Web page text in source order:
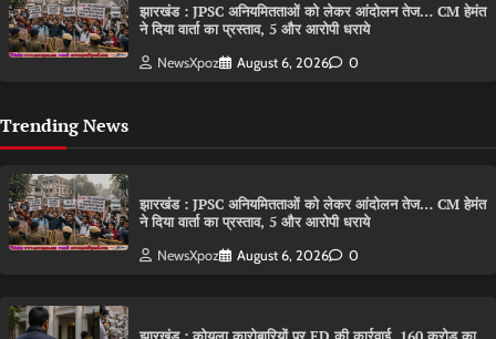
झारखंड : JPSC अनियमितताओं को लेकर आंदोलन तेज… CM हेमंत
ने दिया वार्ता का प्रस्ताव, 5 और आरोपी धराये
NewsXpoz August 6, 2026 0
Trending News
झारखंड : JPSC अनियमितताओं को लेकर आंदोलन तेज… CM हेमंत
ने दिया वार्ता का प्रस्ताव, 5 और आरोपी धराये
NewsXpoz August 6, 2026 0